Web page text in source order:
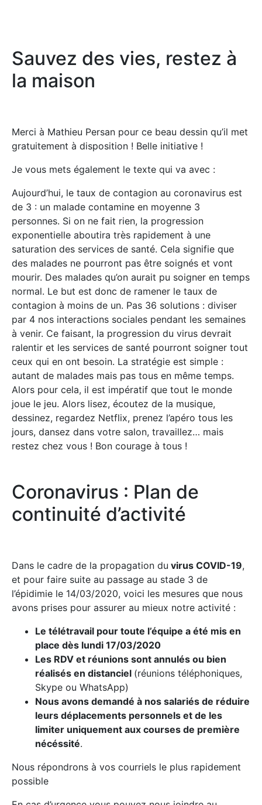
Sauvez des vies, restez à
la maison
Merci à Mathieu Persan pour ce beau dessin qu’il met
gratuitement à disposition ! Belle initiative !
Je vous mets également le texte qui va avec :
⁣Aujourd’hui, le taux de contagion au coronavirus est
de 3 : un malade contamine en moyenne 3
personnes. Si on ne fait rien, la progression
exponentielle aboutira très rapidement à une
saturation des services de santé. Cela signifie que
des malades ne pourront pas être soignés et vont
mourir. Des malades qu’on aurait pu soigner en temps
normal. Le but est donc de ramener le taux de
contagion à moins de un. Pas 36 solutions : diviser
par 4 nos interactions sociales pendant les semaines
à venir. Ce faisant, la progression du virus devrait
ralentir et les services de santé pourront soigner tout
ceux qui en ont besoin. La stratégie est simple :
autant de malades mais pas tous en même temps.
Alors pour cela, il est impératif que tout le monde
joue le jeu. Alors lisez, écoutez de la musique,
dessinez, regardez Netflix, prenez l’apéro tous les
jours, dansez dans votre salon, travaillez… mais
restez chez vous ! Bon courage à tous ! ⁣
Coronavirus : Plan de
continuité d’activité
Dans le cadre de la propagation du virus COVID-19,
et pour faire suite au passage au stade 3 de
l’épidimie le 14/03/2020, voici les mesures que nous
avons prises pour assurer au mieux notre activité :
Le télétravail pour toute l’équipe a été mis en
place dès lundi 17/03/2020
Les RDV et réunions sont annulés ou bien
réalisés en distanciel (réunions téléphoniques,
Skype ou WhatsApp)
Nous avons demandé à nos salariés de réduire
leurs déplacements personnels et de les
limiter uniquement aux courses de première
nécéssité.
Nous répondrons à vos courriels le plus rapidement
possible